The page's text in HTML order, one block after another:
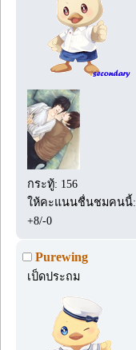
กระทู้: 156
ให้คะแนนชื่นชมคนนี้:
+8/-0
Purewing
เป็ดประถม